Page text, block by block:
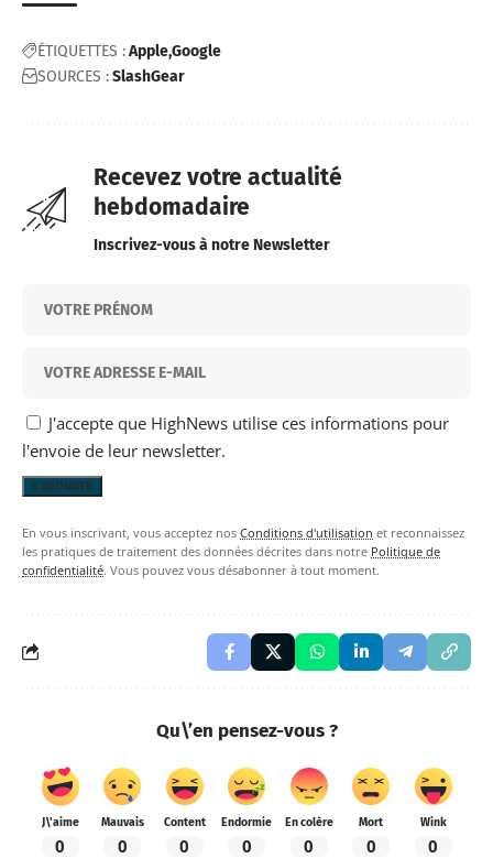
ÉTIQUETTES :AppleGoogle
SOURCES :SlashGear
Recevez votre actualité
hebdomadaire
Inscrivez-vous à notre Newsletter
J'accepte que HighNews utilise ces informations pour
l'envoie de leur newsletter.
En vous inscrivant, vous acceptez nos Conditions d'utilisation et reconnaissez
les pratiques de traitement des données décrites dans notre Politique de
confidentialité. Vous pouvez vous désabonner à tout moment.
Qu\’en pensez-vous ?
J\'aime
0
Mauvais
0
Content
0
Endormie
0
En colère
0
Mort
0
Wink
0